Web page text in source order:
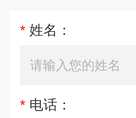
* 姓名：
* 电话：